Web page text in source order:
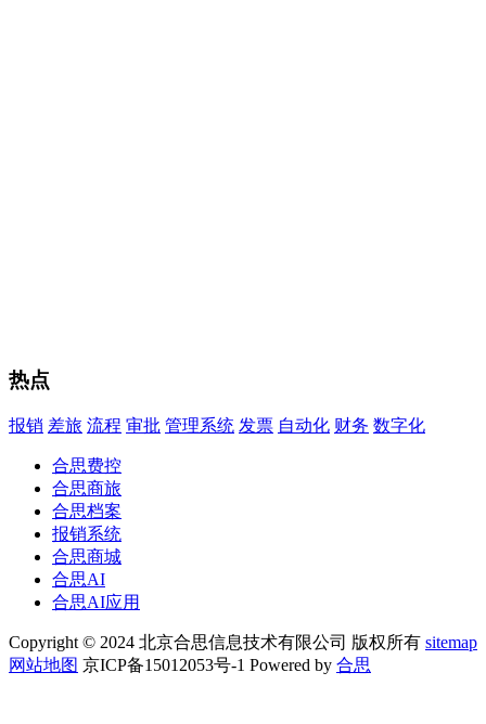
热点
报销 差旅 流程 审批 管理系统 发票 自动化 财务 数字化
合思费控
合思商旅
合思档案
报销系统
合思商城
合思AI
合思AI应用
Copyright © 2024 北京合思信息技术有限公司 版权所有 sitemap
网站地图 京ICP备15012053号-1 Powered by 合思